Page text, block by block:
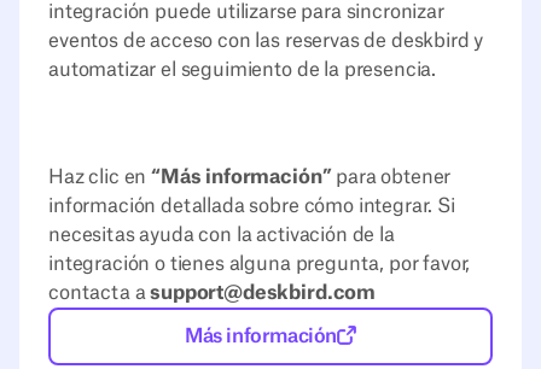
integración puede utilizarse para sincronizar
eventos de acceso con las reservas de deskbird y
automatizar el seguimiento de la presencia.
Haz clic en“Más información”para obtener
información detallada sobre cómo integrar. Si
necesitas ayuda con la activación de la
integración o tienes alguna pregunta, por favor,
contacta asupport@deskbird.com
Más información